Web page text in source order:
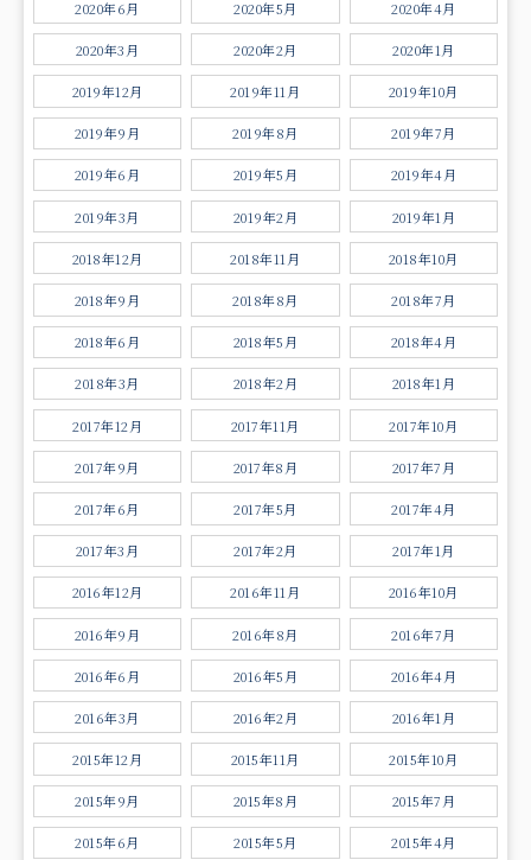
2020年6月 2020年5月 2020年4月
2020年3月 2020年2月 2020年1月
2019年12月 2019年11月 2019年10月
2019年9月 2019年8月 2019年7月
2019年6月 2019年5月 2019年4月
2019年3月 2019年2月 2019年1月
2018年12月 2018年11月 2018年10月
2018年9月 2018年8月 2018年7月
2018年6月 2018年5月 2018年4月
2018年3月 2018年2月 2018年1月
2017年12月 2017年11月 2017年10月
2017年9月 2017年8月 2017年7月
2017年6月 2017年5月 2017年4月
2017年3月 2017年2月 2017年1月
2016年12月 2016年11月 2016年10月
2016年9月 2016年8月 2016年7月
2016年6月 2016年5月 2016年4月
2016年3月 2016年2月 2016年1月
2015年12月 2015年11月 2015年10月
2015年9月 2015年8月 2015年7月
2015年6月 2015年5月 2015年4月